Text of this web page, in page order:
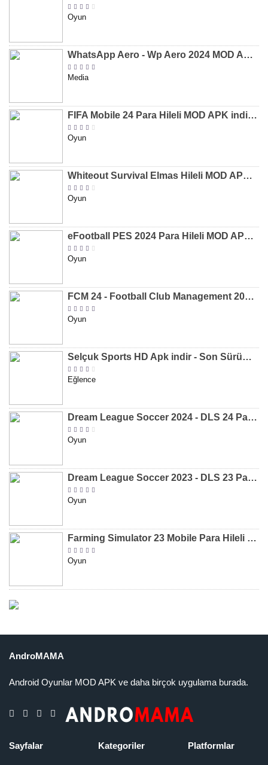
Oyun
WhatsApp Aero - Wp Aero 2024 MOD APK indir [v10.0.2]
Media
FIFA Mobile 24 Para Hileli MOD APK indir [v20.1.02]
Oyun
Whiteout Survival Elmas Hileli MOD APK indir [v1.13.1]
Oyun
eFootball PES 2024 Para Hileli MOD APK indir [v8.2.0]
Oyun
FCM 24 - Football Club Management 2024 Para Hileli MOD APK indir [v1.0.4]
Oyun
Selçuk Sports HD Apk indir - Son Sürüm 2024 [2.0.1.9]
Eğlence
Dream League Soccer 2024 - DLS 24 Para Hileli MOD APK indir [v11.050]
Oyun
Dream League Soccer 2023 - DLS 23 Para Hileli MOD APK [v11.020]
Oyun
Farming Simulator 23 Mobile Para Hileli MOD APK indir [v0.0.0.8]
Oyun
AndroMAMA
Android Oyunlar MOD APK ve daha birçok uygulama burada.
Sayfalar Kategoriler Platformlar